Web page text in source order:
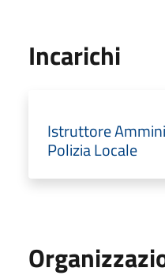
Incarichi
Istruttore
Polizia Locale